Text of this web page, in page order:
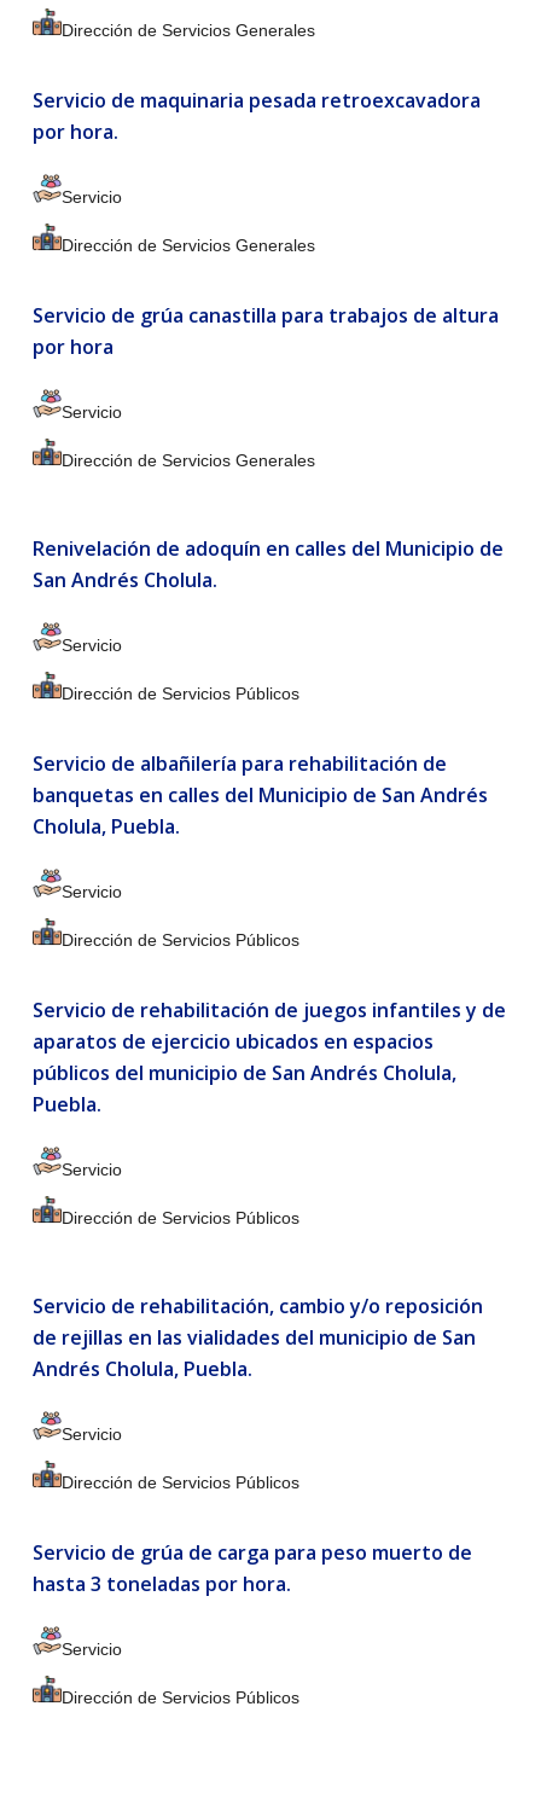
Dirección de Servicios Generales
Servicio de maquinaria pesada retroexcavadora
por hora.
Servicio
Dirección de Servicios Generales
Servicio de grúa canastilla para trabajos de altura
por hora
Servicio
Dirección de Servicios Generales
Renivelación de adoquín en calles del Municipio de
San Andrés Cholula.
Servicio
Dirección de Servicios Públicos
Servicio de albañilería para rehabilitación de
banquetas en calles del Municipio de San Andrés
Cholula, Puebla.
Servicio
Dirección de Servicios Públicos
Servicio de rehabilitación de juegos infantiles y de
aparatos de ejercicio ubicados en espacios
públicos del municipio de San Andrés Cholula,
Puebla.
Servicio
Dirección de Servicios Públicos
Servicio de rehabilitación, cambio y/o reposición
de rejillas en las vialidades del municipio de San
Andrés Cholula, Puebla.
Servicio
Dirección de Servicios Públicos
Servicio de grúa de carga para peso muerto de
hasta 3 toneladas por hora.
Servicio
Dirección de Servicios Públicos